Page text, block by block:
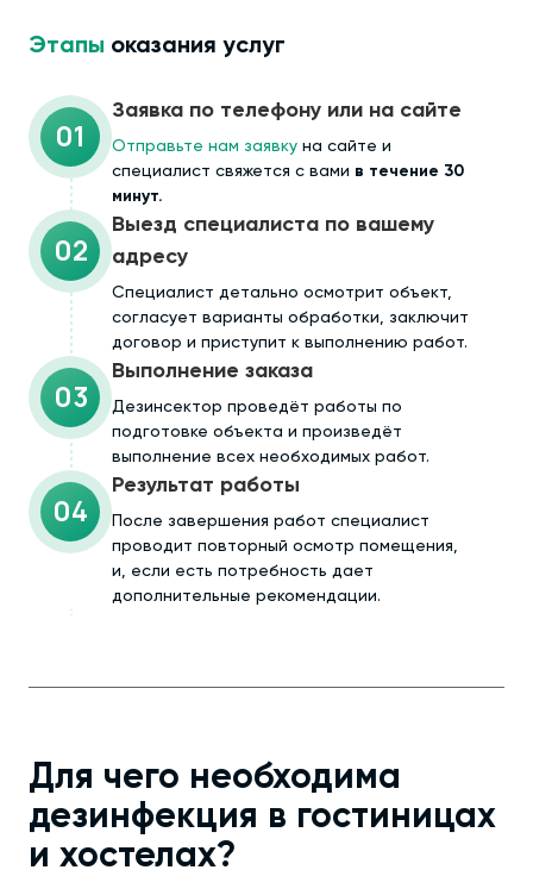
Этапы оказания услуг
01
Заявка по телефону или на сайте
Отправьте нам заявку на сайте и
специалист свяжется с вами в течение 30
минут.
02
Выезд специалиста по вашему
адресу
Cпециалист детально осмотрит объект,
согласует варианты обработки, заключит
договор и приступит к выполнению работ.
03
Выполнение заказа
Дезинсектор проведёт работы по
подготовке объекта и произведёт
выполнение всех необходимых работ.
04
Результат работы
После завершения работ специалист
проводит повторный осмотр помещения,
и, если есть потребность дает
дополнительные рекомендации.
Для чего необходима
дезинфекция в гостиницах
и хостелах?